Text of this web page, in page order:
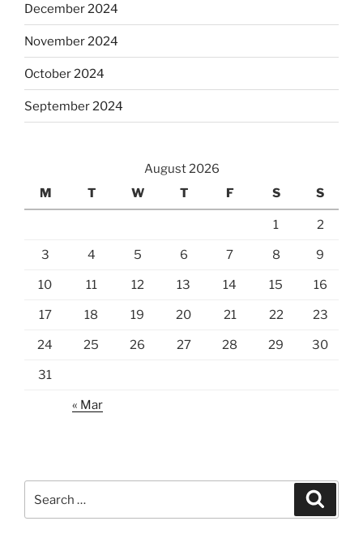
December 2024
November 2024
October 2024
September 2024
August 2026
M
T W T F S S
1 2
3 4 5 6 7 8 9
10 11 12 13 14 15 16
17 18 19 20 21 22 23
24 25 26 27 28 29 30
31
« Mar
for: